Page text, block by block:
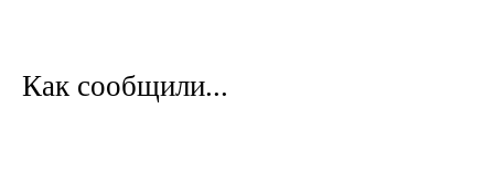
Как сообщили...